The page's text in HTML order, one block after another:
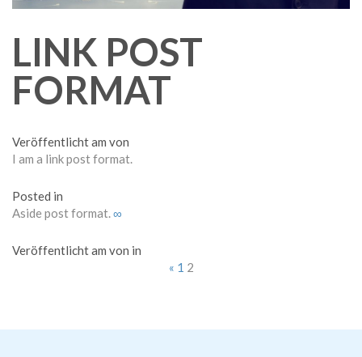
LINK POST
FORMAT
Veröffentlicht am von
I am a link post format.
Posted in
Aside post format.∞
Veröffentlicht am von in
« 1 2